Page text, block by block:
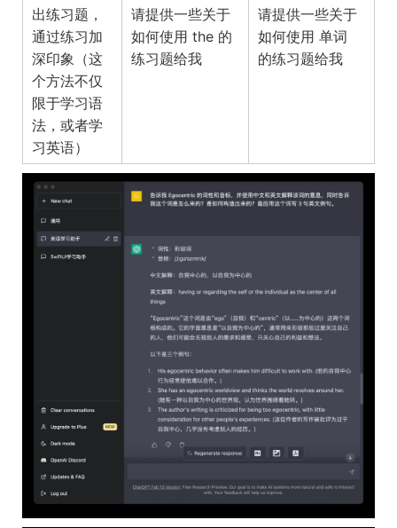
出练习题，
通过练习加
深印象（这
个方法不仅
限于学习语
法，或者学
习英语）
请提供一些关于
如何使用 the 的
练习题给我
请提供一些关于
如何使用 单词
的练习题给我